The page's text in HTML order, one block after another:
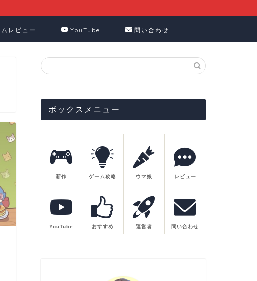
レビュー YouTube 問い合わせ
ボックスメニュー
新作 ゲーム攻略 ウマ娘 レビュー
YouTube おすすめ 運営者 問い合わせ